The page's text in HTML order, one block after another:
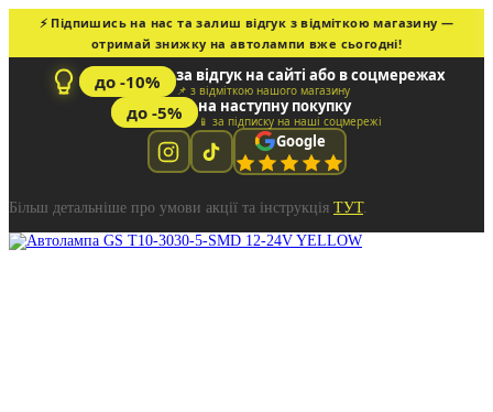
⚡ Підпишись на нас та залиш відгук з відміткою магазину —
отримай знижку на автолампи вже сьогодні!
до -10% за відгук на сайті або в соцмережах
📌 з відміткою нашого магазину
до -5% на наступну покупку
📱 за підписку на наші соцмережі
Google
Більш детальніше про умови акції та інструкція ТУТ.